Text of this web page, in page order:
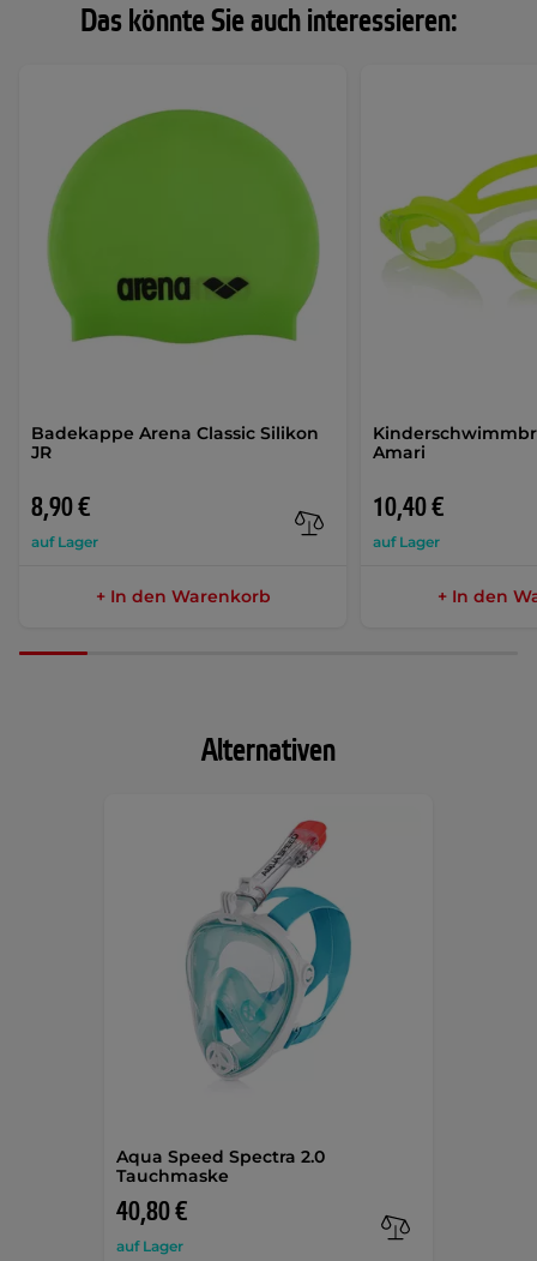
Das könnte Sie auch interessieren:
Badekappe Arena Classic Silikon
JR
8,90 €
auf Lager
+ In den Warenkorb
Amari
10,40 €
auf Lager
+ In den
Alternativen
Aqua Speed Spectra 2.0
Tauchmaske
40,80 €
auf Lager